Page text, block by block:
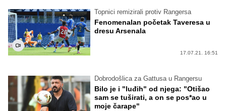
Topnici remizirali protiv Rangersa
Fenomenalan početak Taveresa u
dresu Arsenala
17.07.21. 16:51
Dobrodošlica za Gattusa u Rangersu
Bilo je i "luđih" od njega: "Otišao
sam se tuširati, a on se pos*ao u
moje čarape"